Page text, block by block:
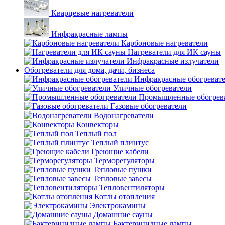
Кварцевые нагреватели
Инфракрасные лампы
Карбоновые нагреватели
Нагреватели для ИК сауны
Инфракрасные излучатели
Обогреватели для дома, дачи, бизнеса
Инфракрасные
Уличные обогреватели
Промышленные
Газовые обогреватели
Водонагреватели
Конвекторы
Теплый пол
Теплый плинтус
Греющие кабели
Терморегуляторы
Тепловые пушки
Тепловые завесы
Тепловентиляторы
Котлы отопления
Электрокамины
Домашние сауны